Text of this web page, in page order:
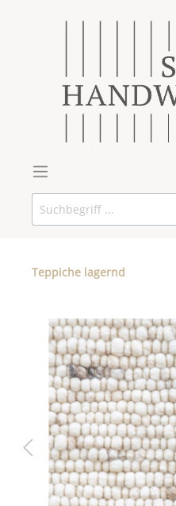
Teppiche lagernd